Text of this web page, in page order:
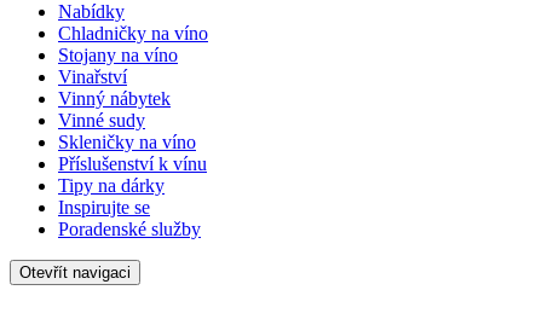
Nabídky
Chladničky na víno
Stojany na víno
Vinařství
Vinný nábytek
Vinné sudy
Skleničky na víno
Příslušenství k vínu
Tipy na dárky
Inspirujte se
Poradenské služby
Otevřít navigaci